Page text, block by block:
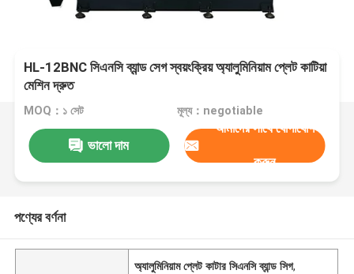
HL-12BNC সিএনসি ব্যান্ড সেগ স্বয়ংক্রিয় অ্যালুমিনিয়াম প্লেট কাটিয়া
মেশিন দ্রুত
MOQ：১ সেট মূল্য：negotiable
ভালো দাম
আমাদের সাথে যোগাযোগ
করুন
পণ্যের বর্ণনা
অ্যালুমিনিয়াম প্লেট কাটার সিএনসি ব্যান্ড সিগ,